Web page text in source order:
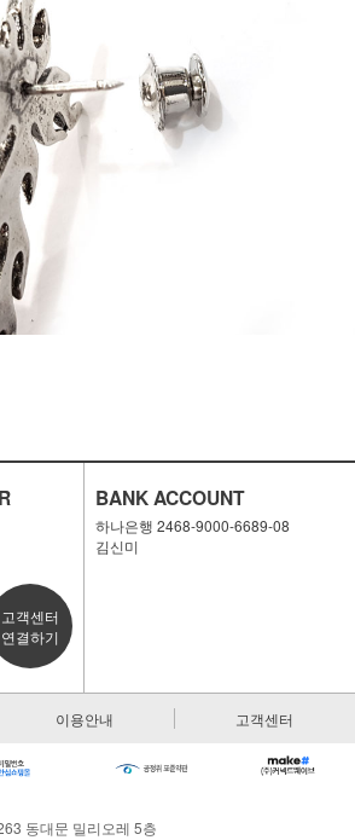
고객센터
연결하기
BANK ACCOUNT
하나은행 2468-9000-6689-08
김신미
이용안내 고객센터
동대문 밀리오레 5층